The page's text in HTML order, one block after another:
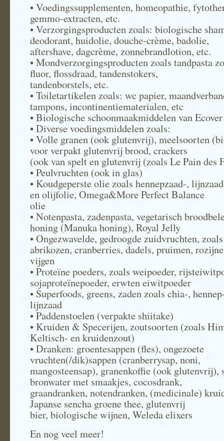
• Voedingssupplementen, homeopathie,
gemmo-extracten, etc.
• Verzorgingsproducten zoals: biologische
deodorant, huidolie, douche-crème, badolie,
aftershave, dagcrème, zonnebrandlotion, etc.
• Mondverzorgingsproducten zoals tandpasta
fluor, flossdraad, tandenstokers,
tandenborstels, etc.
• Toiletartikelen zoals: wc papier,
tampons, incontinentiematerialen, etc
• Biologische schoonmaakmiddelen van
• Diverse voedingsmiddelen zoals:
• Volle granen (ook glutenvrij), meelsoorten
voor verpakt glutenvrij brood, crackers
(ook van spelt en glutenvrij (zoals Le Pain des
• Peulvruchten (ook in glas)
• Koudgeperste olie zoals hennepzaad-,
en olijfolie, Omega&More Perfect Balance
olie
• Notenpasta, zadenpasta, vegetarisch
honing (Manuka honing), Royal Jelly
• Ongezwavelde, gedroogde zuidvruchten, zoals
abrikozen, cranberries, dadels, pruimen,
vijgen
• Proteïne poeders, zoals weipoeder,
sojaproteïnepoeder, erwten eiwitpoeder
• Superfoods, greens, zaden zoals chia-,
lijnzaad
• Paddenstoelen (verpakte shiitake)
• Kruiden & Specerijen, zoutsoorten (zoals
Keltisch- en kruidenzout)
• Dranken: groentesappen (fles), ongezoete
vruchten(/dik)sappen (cranberrysap, noni,
mangosteensap), granenkoffie (ook
bronwater met smaakjes, cocosdrank,
graandranken, notendranken, (medicinale)
Japanse sencha groene thee, glutenvrij
bier, biologische wijnen, Weleda elixers
En nog veel meer!